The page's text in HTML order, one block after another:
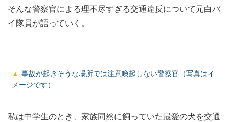
そんな警察官による理不尽すぎる交通違反について元白バ
イ隊員が語っていく。
事故が起きそうな場所では注意喚起しない警察官（写真はイ
メージです）
私は中学生のとき、家族同然に飼っていた最愛の犬を交通